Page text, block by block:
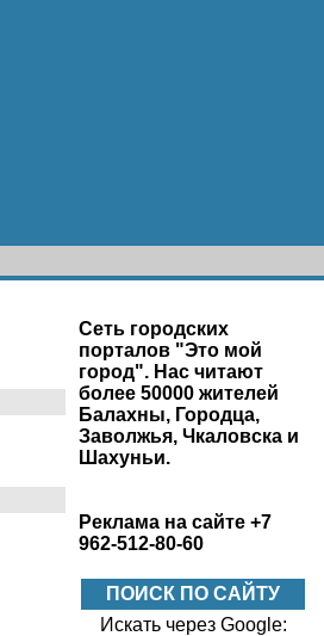
Сеть городских
порталов "Это мой
город". Нас читают
более 50000 жителей
Балахны, Городца,
Заволжья, Чкаловска и
Шахуньи.
Реклама на сайте +7
962-512-80-60
ПОИСК ПО САЙТУ
Искать через Google: